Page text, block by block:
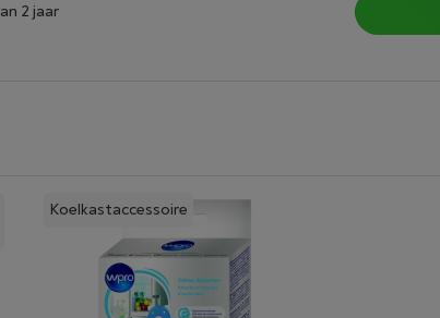
2 jaar
Koelkastaccessoire